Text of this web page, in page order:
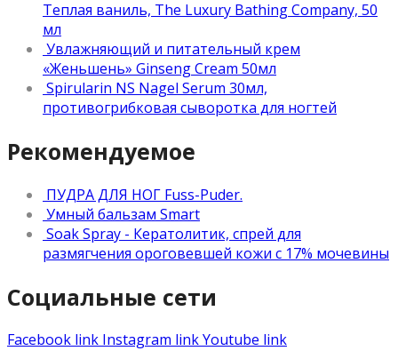
Теплая ваниль, The Luxury Bathing Company, 50
мл
Увлажняющий и питательный крем
«Женьшень» Ginseng Cream 50мл
Spirularin NS Nagel Serum 30мл,
противогрибковая сыворотка для ногтей
Рекомендуемое
ПУДРА ДЛЯ НОГ Fuss-Puder.
Умный бальзам Smart
Soak Spray - Кератолитик, спрей для
размягчения ороговевшей кожи с 17% мочевины
Социальные сети
Facebook link Instagram linkYoutube link